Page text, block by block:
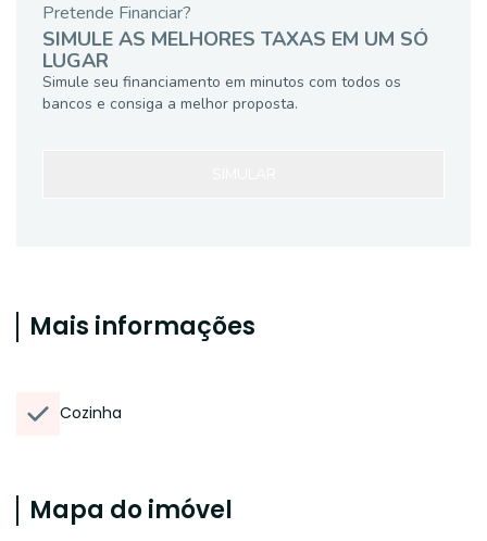
Pretende Financiar?
SIMULE AS MELHORES TAXAS EM UM SÓ
LUGAR
Simule seu financiamento em minutos com todos os
bancos e consiga a melhor proposta.
Mais informações
Cozinha
Mapa do imóvel